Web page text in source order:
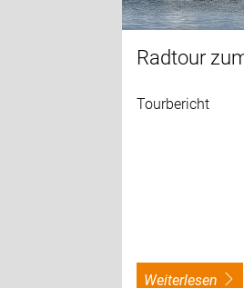
Radtour
Tourbericht
weiterlesen